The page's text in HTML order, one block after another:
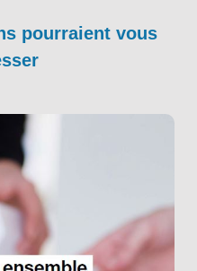
pourraient vous